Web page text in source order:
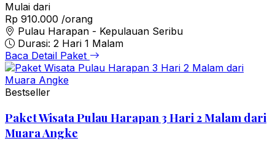
Mulai dari
Rp 910.000 /orang
Pulau Harapan - Kepulauan Seribu
Durasi: 2 Hari 1 Malam
Baca Detail Paket
Bestseller
Paket Wisata Pulau Harapan 3 Hari 2 Malam dari
Muara Angke